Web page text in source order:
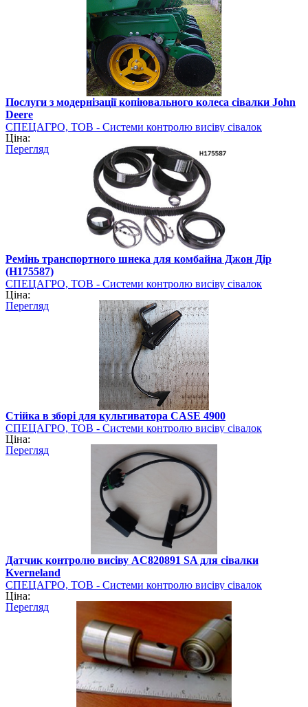
Послуги з модернізації копіювального колеса сівалки John
Deere
СПЕЦАГРО, ТОВ - Системи контролю висіву сівалок
Ціна:
Перегляд
Ремінь транспортного шнека для комбайна Джон Дір
(Н175587)
СПЕЦАГРО, ТОВ - Системи контролю висіву сівалок
Ціна:
Перегляд
Стійка в зборі для культиватора CASE 4900
СПЕЦАГРО, ТОВ - Системи контролю висіву сівалок
Ціна:
Перегляд
Датчик контролю висіву AC820891 SA для сівалки
Kverneland
СПЕЦАГРО, ТОВ - Системи контролю висіву сівалок
Ціна:
Перегляд